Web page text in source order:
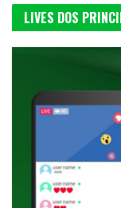
LIVES DOS